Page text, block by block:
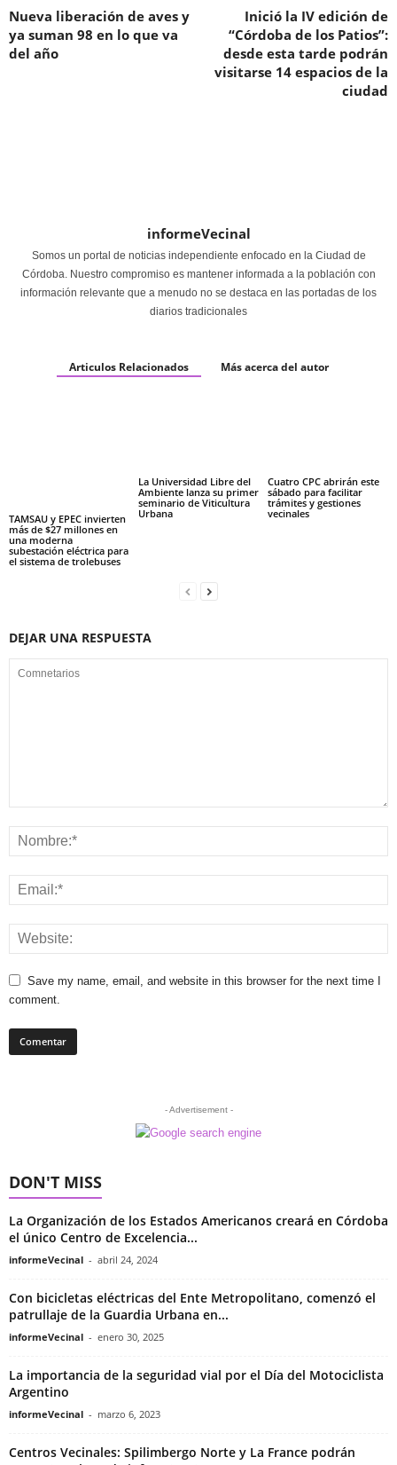
Nueva liberación de aves y
ya suman 98 en lo que va
del año
Inició la IV edición de
“Córdoba de los Patios”:
desde esta tarde podrán
visitarse 14 espacios de la
ciudad
informeVecinal
Somos un portal de noticias independiente enfocado en la Ciudad de
Córdoba. Nuestro compromiso es mantener informada a la población con
información relevante que a menudo no se destaca en las portadas de los
diarios tradicionales
Articulos Relacionados Más acerca del autor
TAMSAU y EPEC invierten
más de $27 millones en
una moderna
subestación eléctrica para
el sistema de trolebuses
La Universidad Libre del
Ambiente lanza su primer
seminario de Viticultura
Urbana
Cuatro CPC abrirán este
sábado para facilitar
trámites y gestiones
vecinales
DEJAR UNA RESPUESTA
Save my name, email, and website in this browser for the next time I
comment.
- Advertisement -
DON'T MISS
La Organización de los Estados Americanos creará en Córdoba
el único Centro de Excelencia...
informeVecinal - abril 24, 2024
Con bicicletas eléctricas del Ente Metropolitano, comenzó el
patrullaje de la Guardia Urbana en...
informeVecinal - enero 30, 2025
La importancia de la seguridad vial por el Día del Motociclista
Argentino
informeVecinal - marzo 6, 2023
Centros Vecinales: Spilimbergo Norte y La France podrán